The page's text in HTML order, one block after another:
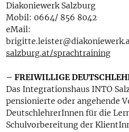
Diakoniewerk Salzburg
Mobil: 0664/ 856 8042
eMail:
salzburg.at/sprachtraining
– FREIWILLIGE
Das Integrationshaus INTO
pensionierte oder angehende
DeutschlehrerInnen für die
Schulvorbereitung der